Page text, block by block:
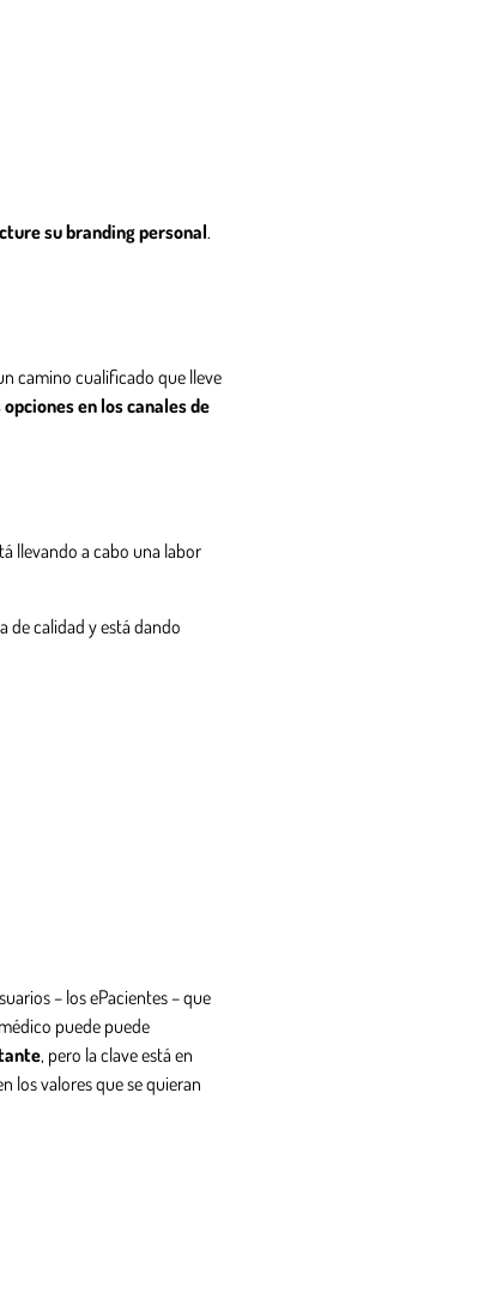
su branding personal.
camino cualificado que lleve
en los canales de
llevando a cabo una labor
de calidad y está dando
– los ePacientes – que
puede puede
, pero la clave está en
los valores que se quieran